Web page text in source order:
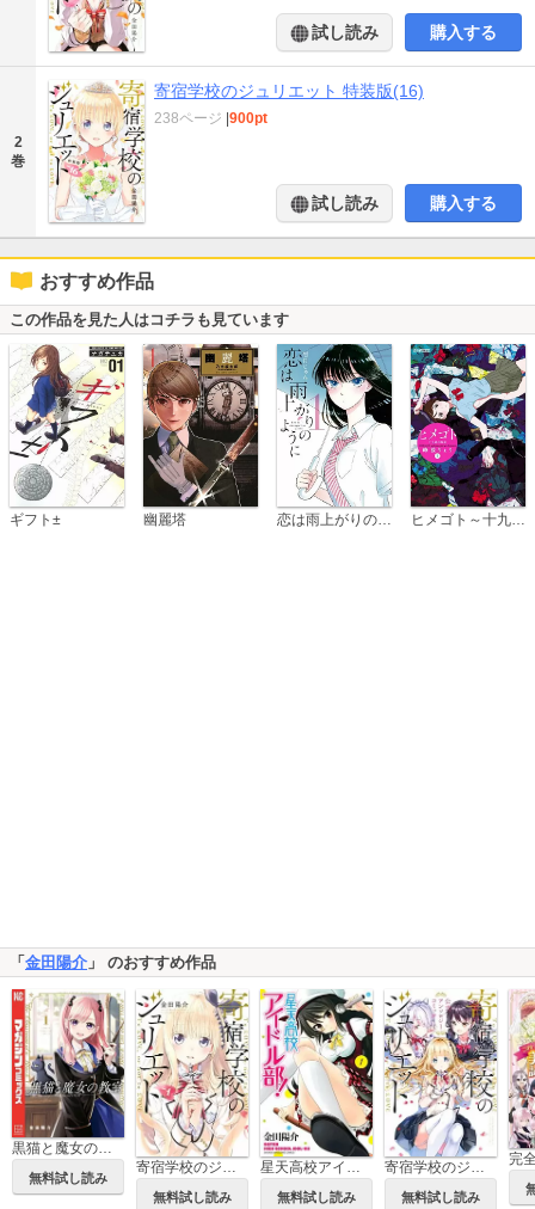
試し読み 購入する
2
巻
寄宿学校のジュリエット 特装版(16)
238ページ |900pt
試し読み 購入する
おすすめ作品
この作品を見た人はコチラも見ています
ギフト± 幽麗塔 ヒメゴト～十九歳の制服～
「 金田陽介 」 のおすすめ作品
黒猫と魔女の教室
無料試し読み
寄宿学校のジュリエット
無料試し読み
星天高校アイドル部！
無料試し読み
寄宿学校のジュリエット 公式アンソロジーコミック
無料試し読み